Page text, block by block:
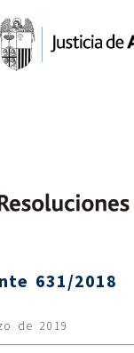
631/2018
de 2019